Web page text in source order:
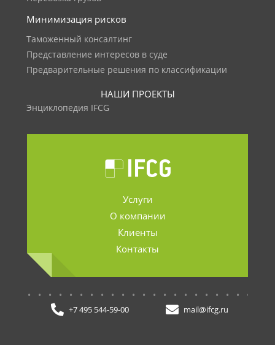
Минимизация рисков
Таможенный консалтинг
Представление интересов в суде
Предварительные решения по классификации
НАШИ ПРОЕКТЫ
Энциклопедия IFCG
Услуги
О компании
Клиенты
Контакты
+7 495 544-59-00 mail@ifcg.ru